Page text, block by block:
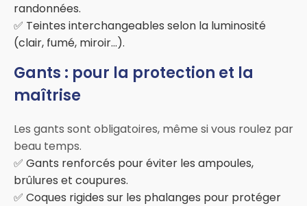
randonnées.
✅ Teintes interchangeables selon la luminosité
(clair, fumé, miroir...).
Gants : pour la protection et la
maîtrise
Les gants sont obligatoires, même si vous roulez par
beau temps.
✅ Gants renforcés pour éviter les ampoules,
brûlures et coupures.
✅ Coques rigides sur les phalanges pour protéger